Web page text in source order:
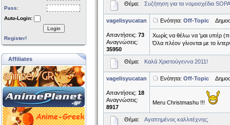
Pass:
Auto-Login:
Login
Register!
Affiliates
Θέμα: Συζήτηση για τα νομοσχέδια
vagelisyucatan
Απαντήσεις: 73
Αναγνώσεις:
35950
Ενότητα: Off-Topic
Χωρίς να θέλω να 'μαι υπέρ
Όλα πλέον γίνονται με το
Θέμα: Καλά Χριστούγεννα 2011!
vagelisyucatan
Απαντήσεις: 18
Αναγνώσεις:
8917
Ενότητα: Off-Topic
Meru Christmashu !!!
Θέμα: Αγαπημένος καλλιτέχνης;